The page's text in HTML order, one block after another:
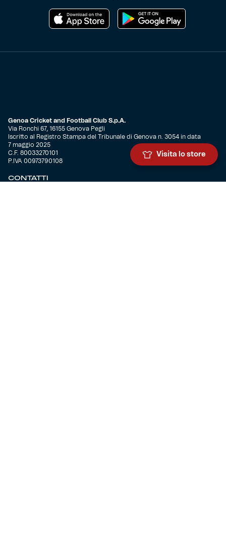
Genoa Cricket and Football Club S.p.A.
Via Ronchi 67, 16155 Genova Pegli
Iscritto al Registro Stampa del Tribunale di Genova n. 3054 in data
7 maggio 2025
C.F. 80033270101
P.IVA 00973790108
CONTATTI
Visita lo store